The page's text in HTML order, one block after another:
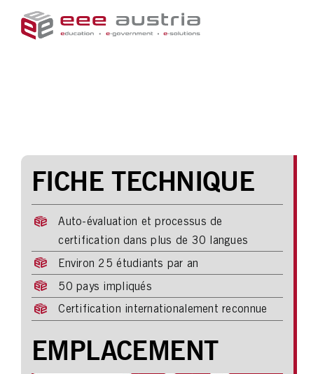
FICHE TECHNIQUE
Auto-évaluation et processus de
certification dans plus de 30 langues
Environ 25 étudiants par an
50 pays impliqués
Certification internationalement reconnue
EMPLACEMENT